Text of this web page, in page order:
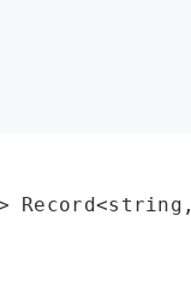
Record<string,